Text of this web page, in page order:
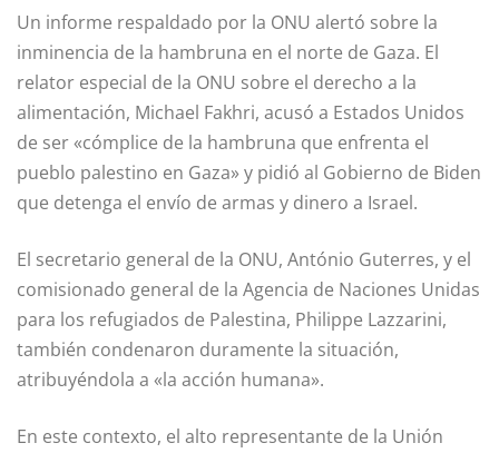
Un informe respaldado por la ONU alertó sobre la
inminencia de la hambruna en el norte de Gaza. El
relator especial de la ONU sobre el derecho a la
alimentación, Michael Fakhri, acusó a Estados Unidos
de ser «cómplice de la hambruna que enfrenta el
pueblo palestino en Gaza» y pidió al Gobierno de Biden
que detenga el envío de armas y dinero a Israel.
El secretario general de la ONU, António Guterres, y el
comisionado general de la Agencia de Naciones Unidas
para los refugiados de Palestina, Philippe Lazzarini,
también condenaron duramente la situación,
atribuyéndola a «la acción humana».
En este contexto, el alto representante de la Unión